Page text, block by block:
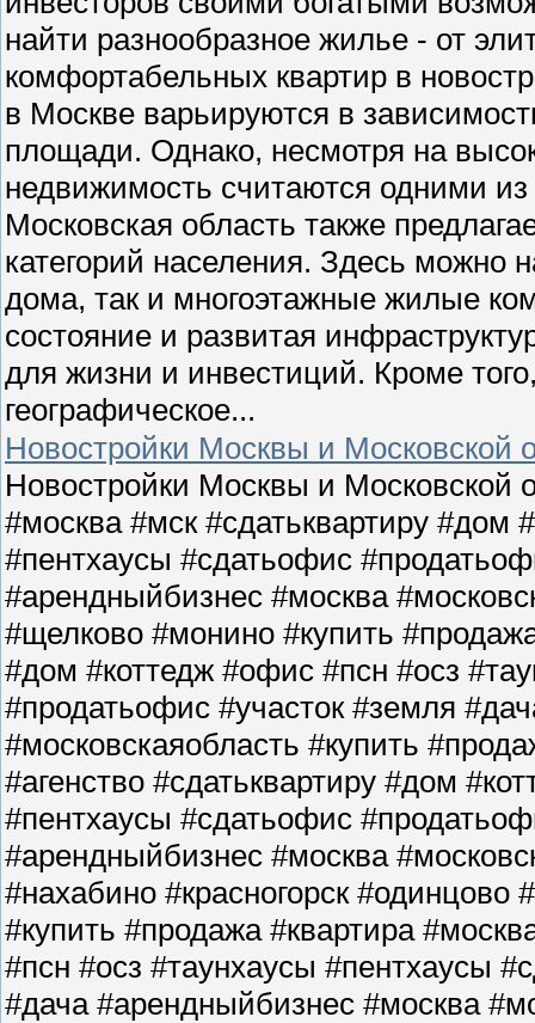
найти разнообразное жилье - от
комфортабельных квартир в
в Москве варьируются в
площади. Однако, несмотря на
недвижимость считаются одними
Московская область также
категорий населения. Здесь можно
дома, так и многоэтажные жилые
состояние и развитая
для жизни и инвестиций. Кроме
географическое...
Новостройки Москвы и Московской
Новостройки Москвы и Московской
#москва #мск #сдатьквартиру #дом
#пентхаусы #сдатьофис
#арендныйбизнес #москва
#щелково #монино #купить
#дом #коттедж #офис #псн #осз
#продатьофис #участок #земля
#московскаяобласть #купить
#агенство #сдатьквартиру #дом
#пентхаусы #сдатьофис
#арендныйбизнес #москва
#нахабино #красногорск
#купить #продажа #квартира
#псн #осз #таунхаусы #пентхаусы
#дача #арендныйбизнес #москва